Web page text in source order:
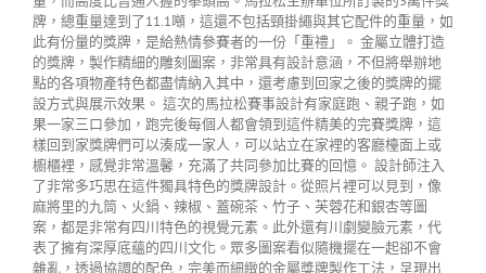
牌，總重量達到了11.1噸，這還不包括頸掛繩與其它配件的重量，如
此有份量的獎牌，是給熱情參賽者的一份「重禮」。 金屬立體打造
的獎牌，製作精細的雕刻圖案，非常具有設計意涵，不但將舉辦地
點的各項物產特色都盡情納入其中，還考慮到回家之後的獎牌的擺
設方式與展示效果。 這次的馬拉松賽事設計有家庭跑、親子跑，如
果一家三口參加，跑完後每個人都會領到這件精美的完賽獎牌，這
樣回到家獎牌們可以湊成一家人，可以站立在家裡的客廳檯面上或
櫥櫃裡，感覺非常溫馨，充滿了共同參加比賽的回憶。 設計師注入
了非常多巧思在這件獨具特色的獎牌設計。從照片裡可以見到，像
麻將里的九筒、火鍋、辣椒、蓋碗茶、竹子、芙蓉花和銀杏等圖
案，都是非常有四川特色的視覺元素。此外還有川劇變臉元素，代
表了擁有深厚底蘊的四川文化。眾多圖案看似隨機擺在一起卻不會
雜亂，透過協調的配色，完美而細緻的金屬獎牌製作工法，呈現出